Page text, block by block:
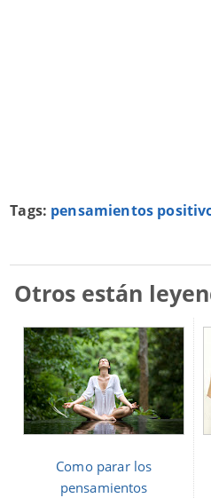
Tags: pensamientos
Otros están
Como parar los
pensamientos